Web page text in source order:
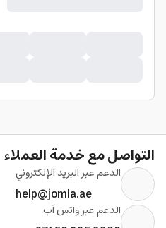
التواصل مع خدمة العملاء
الدعم عبر البريد الإلكتروني
help@jomla.ae
الدعم عبر واتس آب